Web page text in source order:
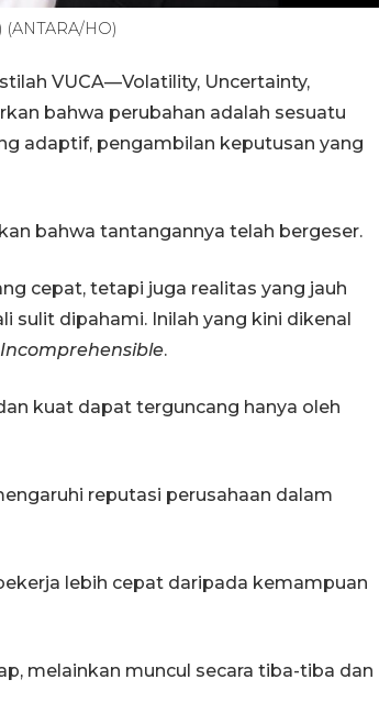
HO)
VUCA—Volatility, Uncertainty,
bahwa perubahan adalah sesuatu
adaptif, pengambilan keputusan yang
bahwa tantangannya telah bergeser.
cepat, tetapi juga realitas yang jauh
sulit dipahami. Inilah yang kini dikenal
.
kuat dapat terguncang hanya oleh
reputasi perusahaan dalam
lebih cepat daripada kemampuan
melainkan muncul secara tiba-tiba dan